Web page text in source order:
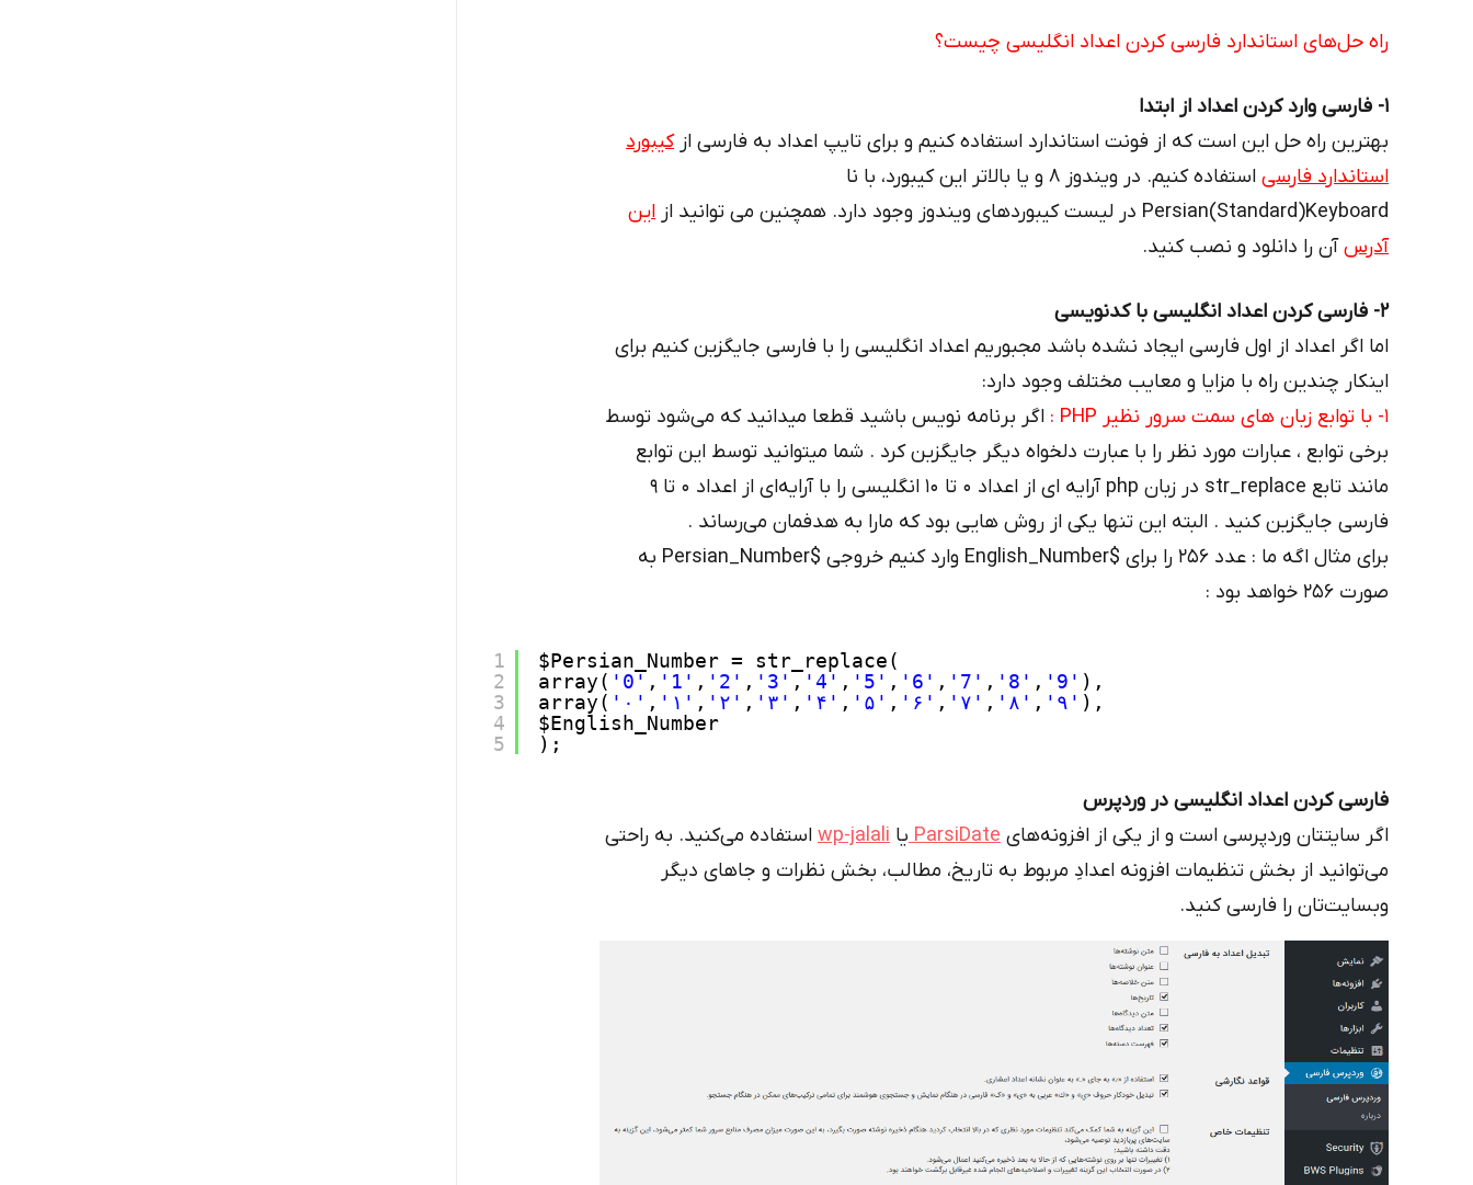
راه حل‌‌های استاندارد فارسی کردن اعداد انگلیسی چیست؟
1- فارسی وارد کردن اعداد از ابتدا
بهترین راه حل این است که از فونت استاندارد استفاده کنیم و برای تایپ اعداد به فارسی ازکیبورد
استاندارد فارسی
استفاده کنیم. در ویندوز ۸ و یا بالاتر این کیبورد، با نا
Persian(Standard)Keyboard در لیست کیبوردهای ویندوز وجود دارد. همچنین می توانید از
این
آدرسآن را دانلود و نصب کنید.
۲- فارسی کردن اعداد انگلیسی با کدنویسی
اما اگر اعداد از اول فارسی ایجاد نشده باشد مجبوریم اعداد انگلیسی را با فارسی جایگزین کنیم برای
اینکار چندین راه با مزایا و معایب مختلف وجود دارد:
1- با توابع زبان های سمت سرور نظیر PHP :
اگر برنامه نویس باشید قطعا میدانید که می‌شود توسط
برخی توابع ، عبارات مورد نظر را با عبارت دلخواه دیگر جایگزین کرد . شما میتوانید توسط این توابع
مانند تابع str_replace در زبان php آرایه ای از اعداد 0 تا 10 انگلیسی را با آرایه‌ای از اعداد 0 تا 9
فارسی جایگزین کنید . البته این تنها یکی از روش هایی بود که مارا به هدفمان می‌رساند .
برای مثال اگه ما : عدد 256 را برای $English_Number وارد کنیم خروجی $Persian_Number به
صورت ۲۵۶ خواهد بود :
1
2
3
4
5
$Persian_Number = str_replace(
array( '0' , '1' , '2' , '3' , '4' , '5' , '6' , '7' , '8' , '9' ),
array( '۰' , '۱' , '۲' , '۳' , '۴' , '۵' , '۶' , '۷' , '۸' , '۹' ),
$English_Number
);
فارسی کردن اعداد انگلیسی در وردپرس
اگر سایتتان وردپرسی است و از یکی از افزونه‌های ParsiDate یا wp-jalali استفاده می‌کنید. به راحتی
می‌توانید از بخش تنظیمات افزونه اعدادِ مربوط به تاریخ، مطالب، بخش نظرات و جاهای دیگر
وبسایت‌تان را فارسی کنید.